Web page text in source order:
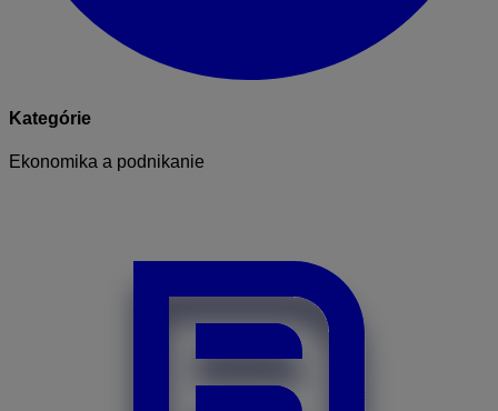
Kategórie
Ekonomika a podnikanie